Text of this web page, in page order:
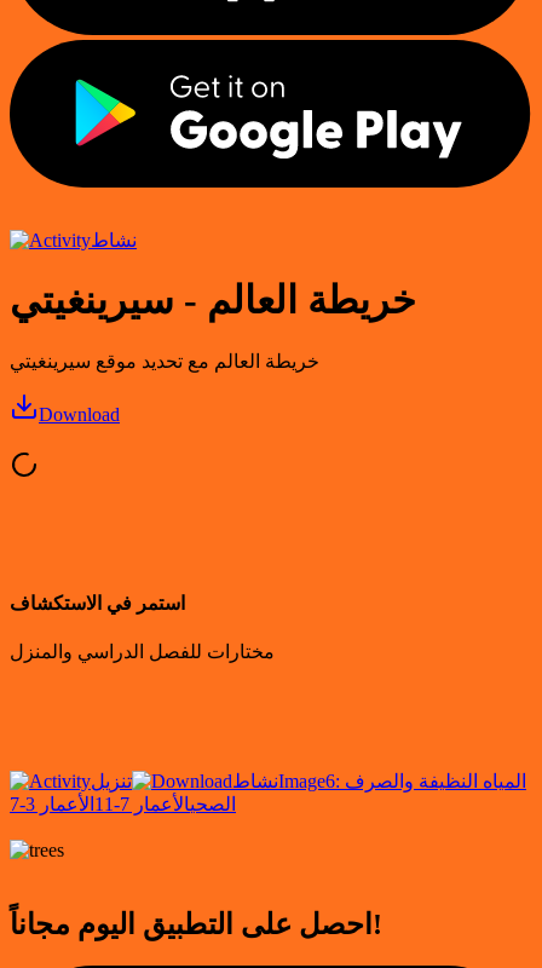
نشاط
خريطة العالم - سيرينغيتي
خريطة العالم مع تحديد موقع سيرينغيتي
Download
استمر في الاستكشاف
مختارات للفصل الدراسي والمنزل
نشاط تنزيل Image6: المياه النظيفة والصرف
الصحيالأعمار 7-11 الأعمار 3-7
احصل على التطبيق اليوم مجاناً!